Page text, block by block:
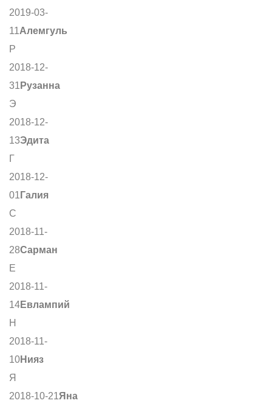
2019-03-
11Алемгуль
Р
2018-12-
31 Рузанна
Э
2018-12-
13Эдита
Г
2018-12-
01 Галия
С
2018-11-
28Сарман
Е
2018-11-
14Евлампий
Н
2018-11-
10Нияз
Я
2018-10-21Яна